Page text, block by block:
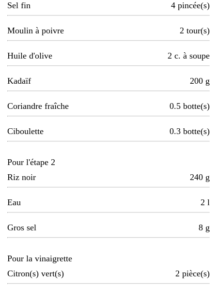
Sel fin 4 pincée(s)
Moulin à poivre 2 tour(s)
Huile d'olive 2 c. à soupe
Kadaïf 200 g
Coriandre fraîche 0.5 botte(s)
Ciboulette 0.3 botte(s)
Pour l'étape 2
Riz noir
240 g
Eau 2 l
Gros sel 8 g
Pour la vinaigrette
Citron(s) vert(s)
2 pièce(s)